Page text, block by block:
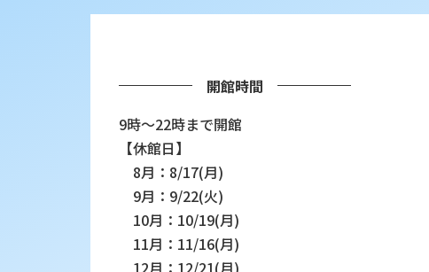
開館時間
9時～22時まで開館
【休館日】
8月：8/17(月)
9月：9/22(火)
10月：10/19(月)
11月：11/16(月)
12月：12/21(月)